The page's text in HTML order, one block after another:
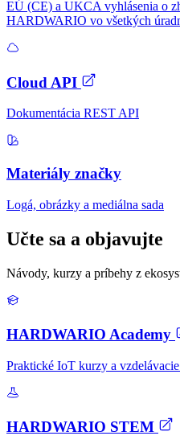
EÚ (CE) a UKCA vyhlásenia o
HARDWARIO vo všetkých
Cloud API
Dokumentácia REST API
Materiály značky
Logá, obrázky a mediálna sada
Učte sa a objavujte
Návody, kurzy a príbehy z
HARDWARIO Academy
Praktické IoT kurzy a
HARDWARIO STEM